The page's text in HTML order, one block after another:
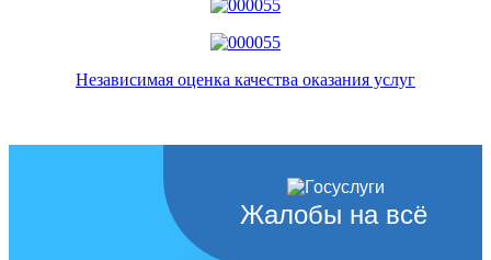
Независимая оценка качества оказания услуг
Жалобы на всё